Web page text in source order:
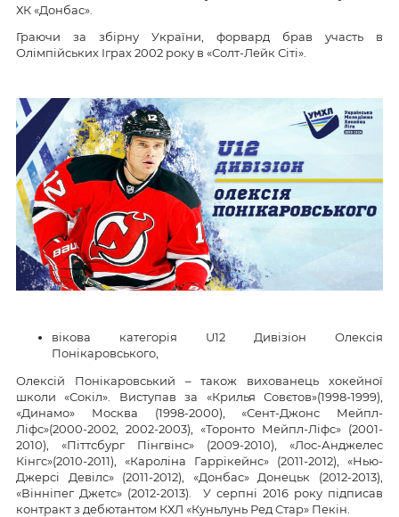
ХК «Донбас».
Граючи за збірну України, форвард брав участь в
Олімпійських Іграх 2002 року в «Солт-Лейк Сіті».
вікова категорія U12 Дивізіон Олексія
Понікаровського,
Олексій Понікаровський – також вихованець хокейної
школи «Сокіл». Виступав за «Крилья Совєтов»(1998-1999),
«Динамо» Москва (1998-2000), «Сент-Джонс Мейпл-
Ліфс»(2000-2002, 2002-2003), «Торонто Мейпл-Ліфс» (2001-
2010), «Піттсбург Пінгвінс» (2009-2010), «Лос-Анджелес
Кінгс»(2010-2011), «Кароліна Гаррікейнс» (2011-2012), «Нью-
Джерсі Девілс» (2011-2012), «Донбас» Донецьк (2012-2013),
«Вінніпег Джетс» (2012-2013). У серпні 2016 року підписав
контракт з дебютантом КХЛ «Куньлунь Ред Стар» Пекін.